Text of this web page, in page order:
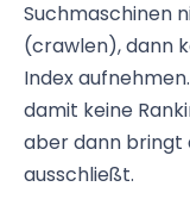
Suchmaschinen
(crawlen), dann
Index
damit keine
aber dann bringt
ausschließt.